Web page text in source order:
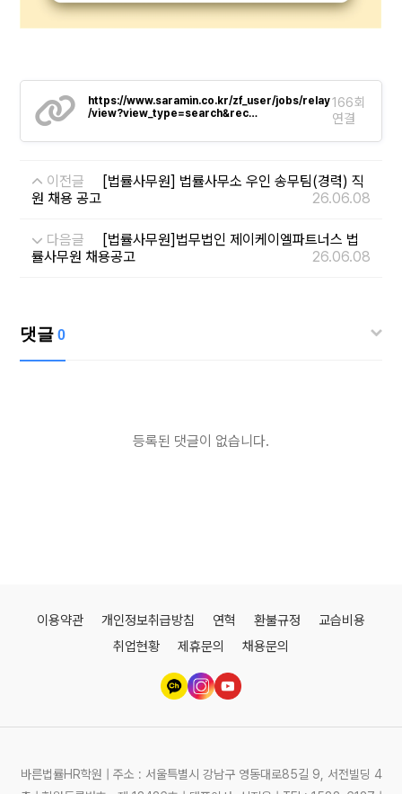
https://www.saramin.co.kr/zf_user/jobs/relay
/view?view_type=search&rec…
166회
연결
이전글
[법률사무원] 법률사무소 우인 송무팀(경력) 직
원 채용 공고
26.06.08
다음글
[법률사무원]법무법인 제이케이엘파트너스 법
률사무원 채용공고
26.06.08
댓글 0
등록된 댓글이 없습니다.
이용약관 개인정보취급방침 연혁 환불규정
교습비용
취업현황
제휴문의 채용문의
바른법률HR학원 | 주소 : 서울특별시 강남구 영동대로85길 9, 서전빌딩 4